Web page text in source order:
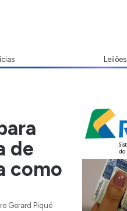
Leilões
de
como
Gerard Piqué